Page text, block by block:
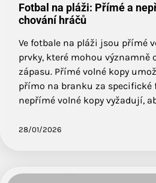
Fotbal na pláži: Přímé a
chování hráčů
Ve fotbale na pláži jsou přímé
prvky, které mohou významně
zápasu. Přímé volné kopy
přímo na branku za specifické
nepřímé volné kopy vyžadují,
28/01/2026